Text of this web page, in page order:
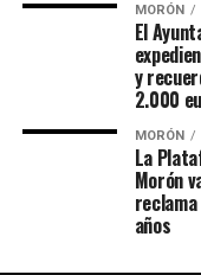
MORÓN
El
y
2.000
MORÓN
La
Morón
años